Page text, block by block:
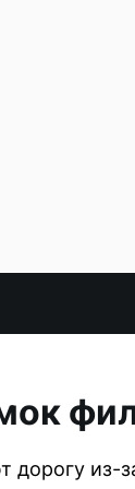
дорогу из-